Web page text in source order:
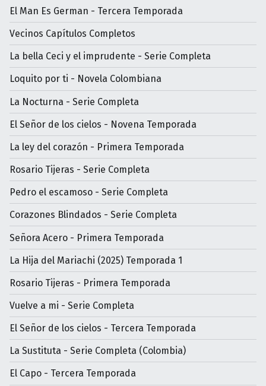
El Man Es German - Tercera Temporada
Vecinos Capítulos Completos
La bella Ceci y el imprudente - Serie Completa
Loquito por ti - Novela Colombiana
La Nocturna - Serie Completa
El Señor de los cielos - Novena Temporada
La ley del corazón - Primera Temporada
Rosario Tijeras - Serie Completa
Pedro el escamoso - Serie Completa
Corazones Blindados - Serie Completa
Señora Acero - Primera Temporada
La Hija del Mariachi (2025) Temporada 1
Rosario Tijeras - Primera Temporada
Vuelve a mi - Serie Completa
El Señor de los cielos - Tercera Temporada
La Sustituta - Serie Completa (Colombia)
El Capo - Tercera Temporada